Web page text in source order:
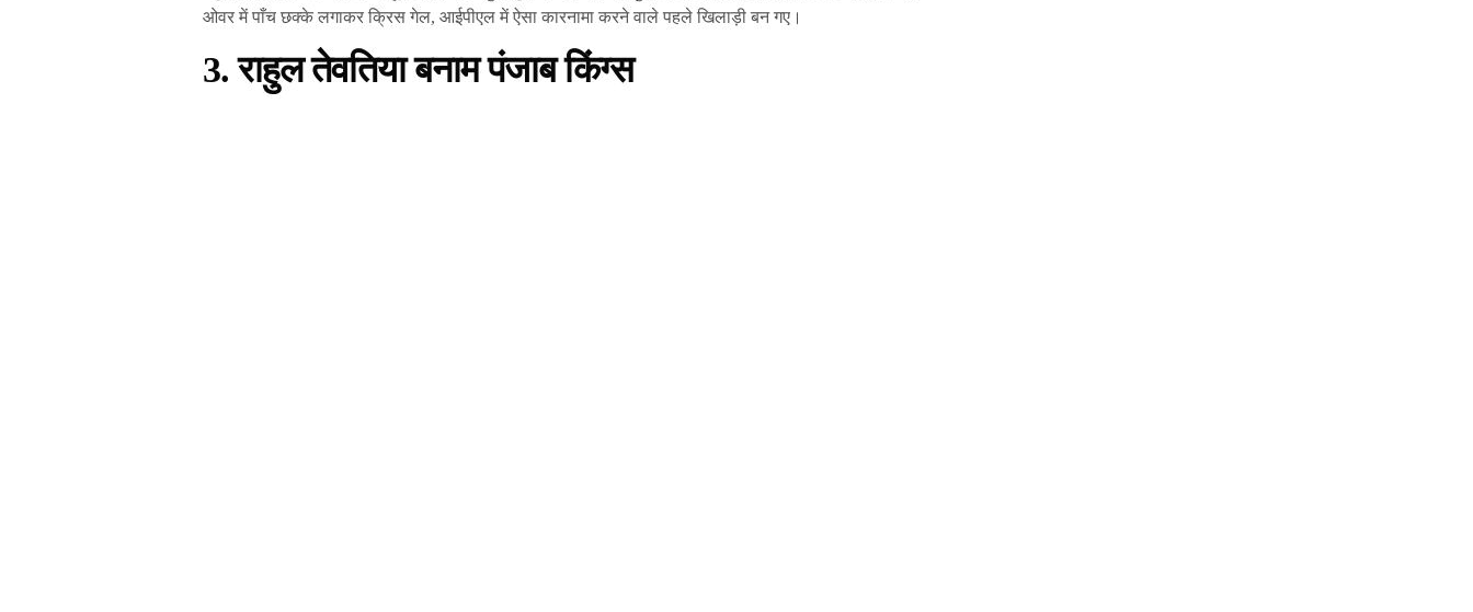
ओवर में पाँच छक्के लगाकर क्रिस गेल, आईपीएल में ऐसा कारनामा करने वाले पहले खिलाड़ी बन गए।
3. राहुल तेवतिया बनाम पंजाब किंग्स